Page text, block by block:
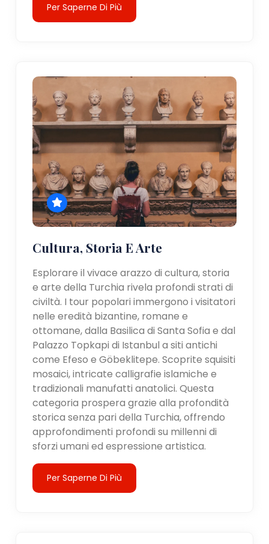
Per Saperne Di Più
Cultura, Storia E Arte
Esplorare il vivace arazzo di cultura, storia
e arte della Turchia rivela profondi strati di
civiltà. I tour popolari immergono i visitatori
nelle eredità bizantine, romane e
ottomane, dalla Basilica di Santa Sofia e dal
Palazzo Topkapi di Istanbul a siti antichi
come Efeso e Göbeklitepe. Scoprite squisiti
mosaici, intricate calligrafie islamiche e
tradizionali manufatti anatolici. Questa
categoria prospera grazie alla profondità
storica senza pari della Turchia, offrendo
approfondimenti profondi su millenni di
sforzi umani ed espressione artistica.
Per Saperne Di Più